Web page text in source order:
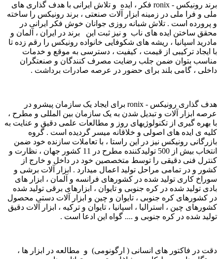
برند رونیکس - ronix فکر ، ایده و تلاش ایرانی با هدف گذاری های
ملی و فرا ملی در زمینه ابزار آلات صنعتی ، برند رونیکس را ساخته
و پرورده است . تلاش شبانه روزی جوانان خوش فکر ایرانی در
محقق ساختن ایده های ناب و نیز ثبت این برند در ایران ، آلمان و
مادرید اسپانیا ، ریشه های شکوفایی خانواده رونیکس را رقم زده تا
با ایجاد ترکیبی از قیمت ، کیفیت ، دسترسی به موقع و خدمات
مناسب بتوان ضمن جلب رضایت مصرف کنندگان و صنعتگران
داخلی ، گامی بلند برای حضور در عرصه صادرات برداشت .
هدف گذاری رونیکس - ronix برای ایجاد یک سازمان پیشرو در
عرصه ابزار آلات و تبدیل شدن به یک سازمان بین المللی و مطرح ،
با بهره گیری از تکنولوژیهای روز و مطالعات علمی دقیق و عنایت به
کلیه ی ایده های اصولی و خلاقانه میسر گردیده است . گروه
بازرگانی رونیکس نیز در این راستا ، با تعاملات سازنده خود ضمن
انتخاب بیش از 500 تولیدکننده مطرح در 11 کشور جهان ، نظارت و
کنترل فنی دقیقی را توسط متخصصین خود در داخل و خارج از
کشور و در تمامی مراحل تولید اعمال میدارد . ابزار آلات برشی و
سوراخ کاری تولید شده در کشورهای فرانسه و آلمان ، ابزار های
بادی تولید شده در کره جنوبی و تایوان ، ابزارهای برقی تولید شده
در کشورهای کره جنوبی ، تایوان و چین و ابزار آلات دستی محصول
کشورهای چین ، استرالیا ، اسپانیا ، تایوان و ترکیه ، ابزار آلات دقیق
تولید شده در کره جنوبی و .... گواه این ادعا است .
دقت در فاکتور های انسانی ( ارگونومی) و مطالعه در ابزار ها ،